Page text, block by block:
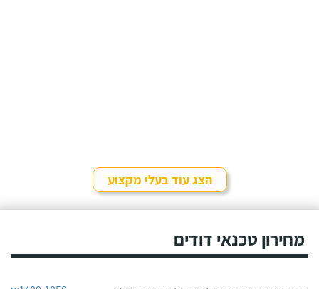
הצג עוד בעלי מקצוע
מחירון טכנאי דודים